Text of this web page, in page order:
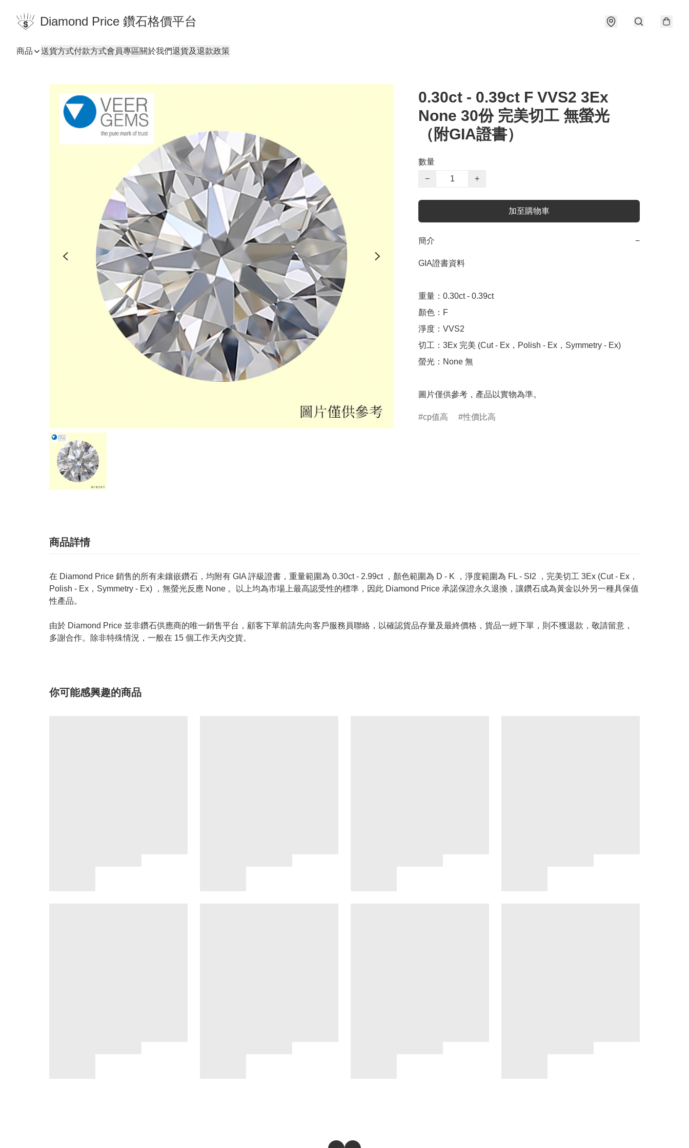
Diamond Price 鑽石格價平台
商品 送貨方式付款方式會員專區關於我們退貨及退款政策
0.30ct - 0.39ct F VVS2 3Ex
None 30份 完美切工 無螢光
（附GIA證書）
數量
−
+
加至購物車
簡介 −
GIA證書資料
重量：0.30ct - 0.39ct
顏色：F
淨度：VVS2
切工：3Ex 完美 (Cut - Ex，Polish - Ex，Symmetry - Ex)
螢光：None 無
圖片僅供參考，產品以實物為準。
cp值高 性價比高
商品詳情
在 Diamond Price 銷售的所有未鑲嵌鑽石，均附有 GIA 評級證書，重量範圍為 0.30ct - 2.99ct ，顏色範圍為 D - K ，淨度範圍為 FL - SI2 ，完美切工 3Ex (Cut - Ex，
Polish - Ex，Symmetry - Ex) ，無螢光反應 None 。以上均為市場上最高認受性的標準，因此 Diamond Price 承諾保證永久退換，讓鑽石成為黃金以外另一種具保值
性產品。
由於 Diamond Price 並非鑽石供應商的唯一銷售平台，顧客下單前請先向客戶服務員聯絡，以確認貨品存量及最終價格，貨品一經下單，則不獲退款，敬請留意，
多謝合作。除非特殊情況，一般在 15 個工作天內交貨。
你可能感興趣的商品